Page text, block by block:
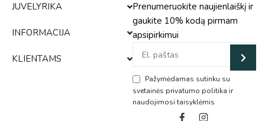
JUVELYRIKA
INFORMACIJA
KLIENTAMS
Prenumeruokite naujienlaiškį ir
gaukite 10% kodą pirmam
apsipirkimui
Pažymėdamas sutinku su
svetainės privatumo politika ir
naudojimosi taisyklėmis
Alternative: